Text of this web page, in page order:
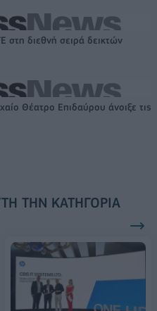
στη διεθνή σειρά δεικτών
Θέατρο Επιδαύρου άνοιξε τις
ΤΗΝ ΚΑΤΗΓΟΡΊΑ